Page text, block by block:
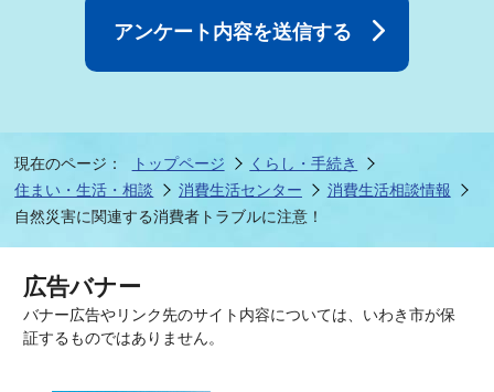
現在のページ： トップページ
くらし・手続き
住まい・生活・相談
消費生活センター
消費生活相談情報
自然災害に関連する消費者トラブルに注意！
広告バナー
バナー広告やリンク先のサイト内容については、いわき市が保
証するものではありません。